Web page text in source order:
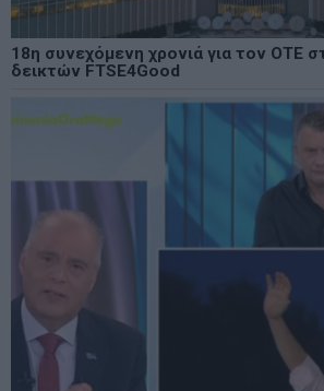
18η συνεχόμενη χρονιά για τον ΟΤΕ
δεικτών FTSE4Good